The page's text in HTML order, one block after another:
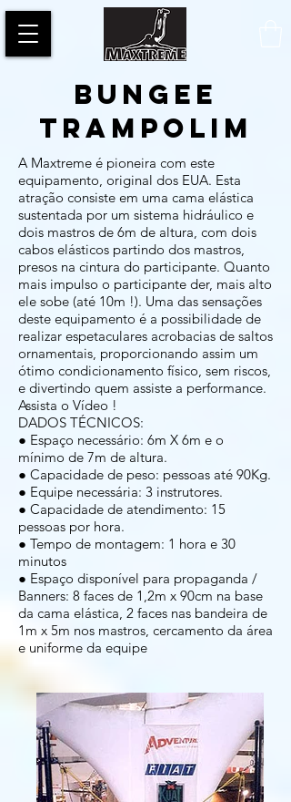
BUNGEE
TRAMPOLIM
A Maxtreme é pioneira com este
equipamento, original dos EUA. Esta
atração consiste em uma cama elástica
sustentada por um sistema hidráulico e
dois mastros de 6m de altura, com dois
cabos elásticos partindo dos mastros,
presos na cintura do participante. Quanto
mais impulso o participante der, mais alto
ele sobe (até 10m !). Uma das sensações
deste equipamento é a possibilidade de
realizar espetaculares acrobacias de saltos
ornamentais, proporcionando assim um
ótimo condicionamento físico, sem riscos,
e divertindo quem assiste a performance.
Assista o Vídeo !
DADOS TÉCNICOS:
● Espaço necessário: 6m X 6m e o
mínimo de 7m de altura.
● Capacidade de peso: pessoas até 90Kg.
● Equipe necessária: 3 instrutores.
● Capacidade de atendimento: 15
pessoas por hora.
● Tempo de montagem: 1 hora e 30
minutos
● Espaço disponível para propaganda /
Banners: 8 faces de 1,2m x 90cm na base
da cama elástica, 2 faces nas bandeira de
1m x 5m nos mastros, cercamento da área
e uniforme da equipe